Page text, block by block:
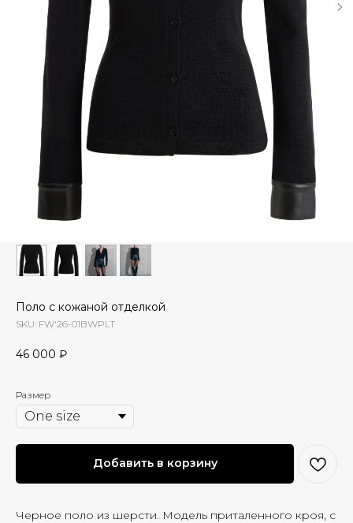
Поло с кожаной отделкой
SKU: FW'26-01BWPLT
46 000 ₽
Размер
Добавить в корзину
Черное поло из шерсти. Модель приталенного кроя, с